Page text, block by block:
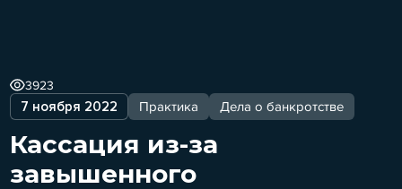
7 ноября 2022 Практика Дела о банкротстве
3923
Кассация из-за
завышенного